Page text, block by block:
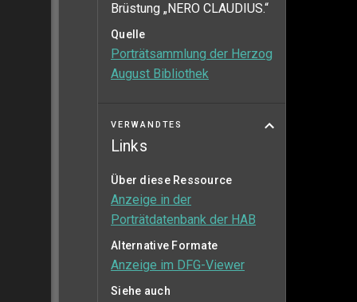
Brüstung „NERO CLAUDIUS.“
Quelle
Porträtsammlung der Herzog
August Bibliothek
VERWANDTES
Links
Über diese Ressource
Anzeige in der
Porträtdatenbank der HAB
Alternative Formate
Anzeige im DFG-Viewer
Siehe auch